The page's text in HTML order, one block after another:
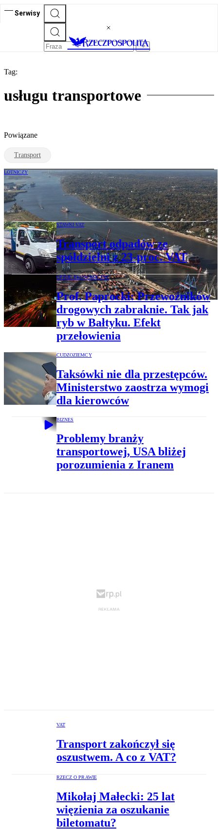
Serwisy
Tag:
usługu transportowe
Powiązane
Transport
LOTNICZY
Pomimo zawirowań na świecie, logistycy
liczą na dobry rok
STAWKI VAT
Transport odpadów ze
spółdzielni z 23-proc. VAT
OPINIE EKONOMICZNE
Prof. Paprocki: Przewoźników
drogowych zabraknie. Tak jak
ryb w Bałtyku. Efekt
przełowienia
CUDZOZIEMCY
Taksówki nie dla przestępców.
Ministerstwo zaostrza wymogi
dla kierowców
BIZNES
Problemy branży
transportowej, USA bliżej
porozumienia z Iranem
VAT
Transport zakończył się
oszustwem. A co z VAT?
RZECZ O PRAWIE
Mikołaj Małecki: 25 lat
więzienia za oszukanie
biletomatu?